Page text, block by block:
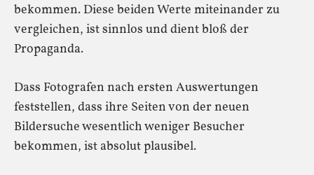
bekommen. Diese beiden Werte miteinander zu
vergleichen, ist sinnlos und dient bloß der
Propaganda.
Dass Fotografen nach ersten Auswertungen
feststellen, dass ihre Seiten von der neuen
Bildersuche wesentlich weniger Besucher
bekommen, ist absolut plausibel.